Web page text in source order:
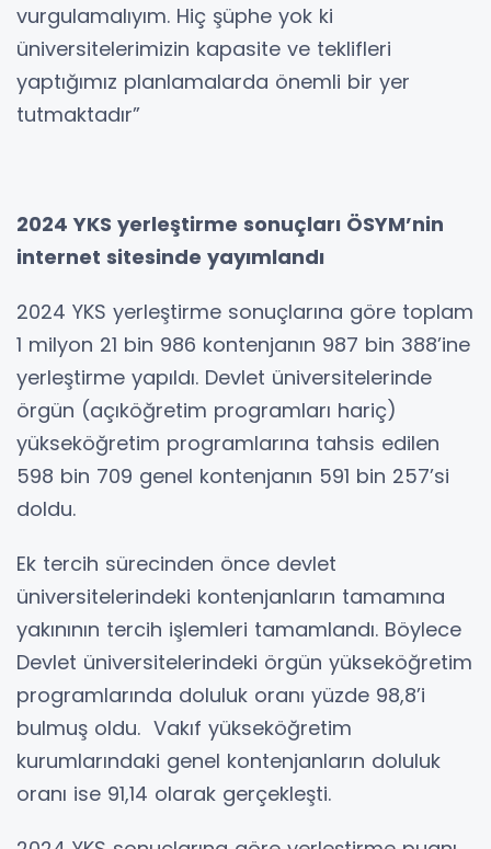
vurgulamalıyım. Hiç şüphe yok ki
üniversitelerimizin kapasite ve teklifleri
yaptığımız planlamalarda önemli bir yer
tutmaktadır”
2024 YKS yerleştirme sonuçları ÖSYM’nin
internet sitesinde yayımlandı
2024 YKS yerleştirme sonuçlarına göre toplam
1 milyon 21 bin 986 kontenjanın 987 bin 388’ine
yerleştirme yapıldı. Devlet üniversitelerinde
örgün (açıköğretim programları hariç)
yükseköğretim programlarına tahsis edilen
598 bin 709 genel kontenjanın 591 bin 257’si
doldu.
Ek tercih sürecinden önce devlet
üniversitelerindeki kontenjanların tamamına
yakınının tercih işlemleri tamamlandı. Böylece
Devlet üniversitelerindeki örgün yükseköğretim
programlarında doluluk oranı yüzde 98,8’i
bulmuş oldu. Vakıf yükseköğretim
kurumlarındaki genel kontenjanların doluluk
oranı ise 91,14 olarak gerçekleşti.